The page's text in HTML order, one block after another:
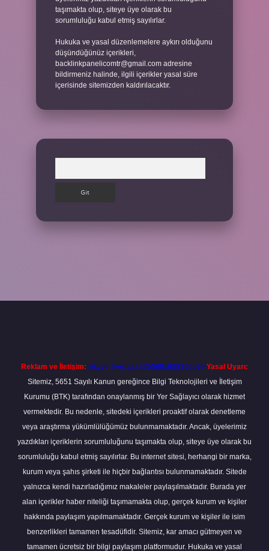
taşımakta olup, siteye üye olarak bu
sorumluluğu kabul etmiş sayılırlar.
Hukuka ve yasal düzenlemelere aykırı olduğunu
düşündüğünüz içerikleri,
backlinkpanelicomtr@gmail.com adresine
bildirmeniz halinde, ilgili içerikler yasal süre
içerisinde sitemizden kaldırılacaktır.
Reklam ve İletişim: Skype: live:.cid.575569c608265c69 Yasal Uyarı:
Sitemiz, 5651 Sayılı Kanun gereğince Bilgi Teknolojileri ve İletişim
Kurumu (BTK) tarafından onaylanmış bir Yer Sağlayıcı olarak hizmet
vermektedir. Bu nedenle, sitedeki içerikleri proaktif olarak denetleme
veya araştırma yükümlülüğümüz bulunmamaktadır. Ancak, üyelerimiz
yazdıkları içeriklerin sorumluluğunu taşımakta olup, siteye üye olarak bu
sorumluluğu kabul etmiş sayılırlar. Bu internet sitesi, herhangi bir marka,
kurum veya şahıs şirketi ile hiçbir bağlantısı bulunmamaktadır. Sitede
yalnızca kendi hazırladığımız makaleler paylaşılmaktadır. Burada yer
alan içerikler haber niteliği taşımamakta olup, gerçek kurum ve kişiler
hakkında paylaşım yapılmamaktadır. Gerçek kurum ve kişiler ile isim
benzerlikleri tamamen tesadüfidir. Sitemiz, kar amacı gütmeyen ve
tamamen ücretsiz bir bilgi paylaşım platformudur. Hukuka ve yasal